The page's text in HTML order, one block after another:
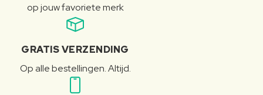
op jouw favoriete merk
GRATIS VERZENDING
Op alle bestellingen. Altijd.